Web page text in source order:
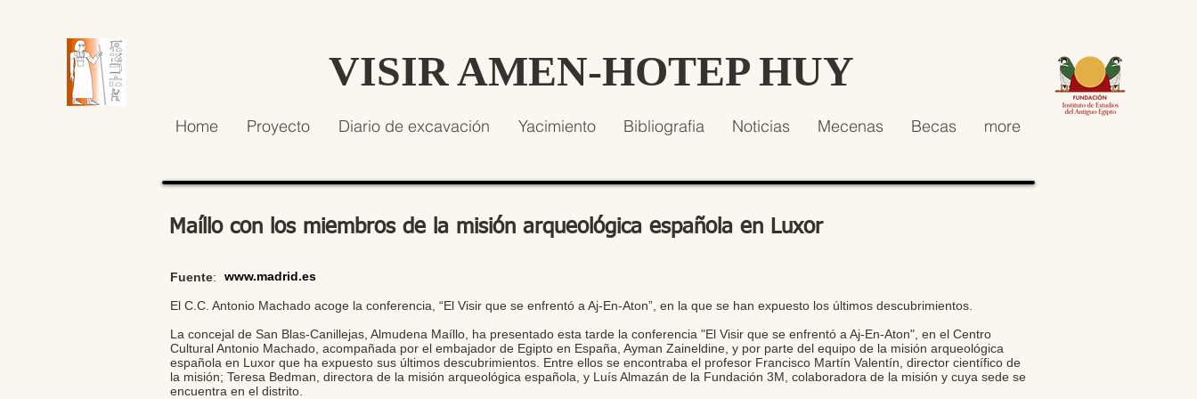
VISIR AMEN-HOTEP HUY
Home Proyecto Diario de excavación Yacimiento Bibliografia Noticias Mecenas Becas more
Maíllo con los miembros de la misión arqueológica española en Luxor
Fuente:
El C.C. Antonio Machado acoge la conferencia, “El Visir que se enfrentó a Aj-En-Aton”, en la que se han expuesto los últimos descubrimientos.
La concejal de San Blas-Canillejas, Almudena Maíllo, ha presentado esta tarde la conferencia "El Visir que se enfrentó a Aj-En-Aton", en el Centro
Cultural Antonio Machado, acompañada por el embajador de Egipto en España, Ayman Zaineldine, y por parte del equipo de la misión arqueológica
española en Luxor que ha expuesto sus últimos descubrimientos. Entre ellos se encontraba el profesor Francisco Martín Valentín, director científico de
la misión; Teresa Bedman, directora de la misión arqueológica española, y Luís Almazán de la Fundación 3M, colaboradora de la misión y cuya sede se
encuentra en el distrito.
www.madrid.es